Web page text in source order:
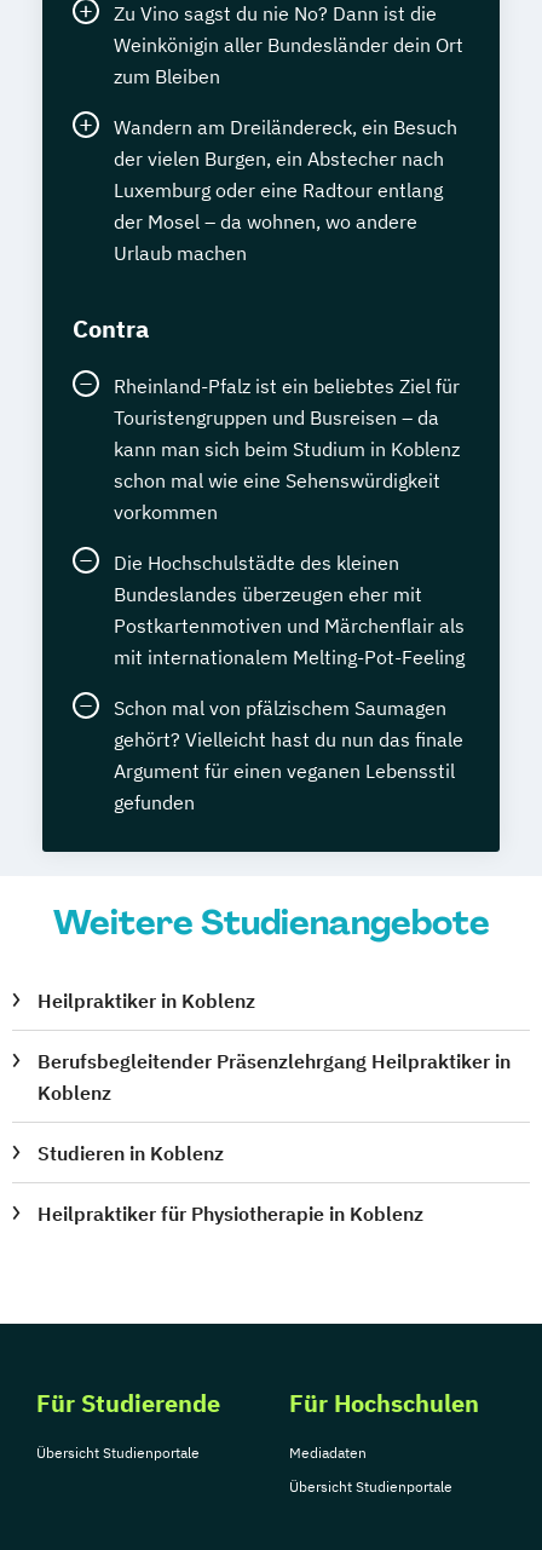
Zu Vino sagst du nie No? Dann ist die
Weinkönigin aller Bundesländer dein Ort
zum Bleiben
Wandern am Dreiländereck, ein Besuch
der vielen Burgen, ein Abstecher nach
Luxemburg oder eine Radtour entlang
der Mosel – da wohnen, wo andere
Urlaub machen
Contra
Rheinland-Pfalz ist ein beliebtes Ziel für
Touristengruppen und Busreisen – da
kann man sich beim Studium in Koblenz
schon mal wie eine Sehenswürdigkeit
vorkommen
Die Hochschulstädte des kleinen
Bundeslandes überzeugen eher mit
Postkartenmotiven und Märchenflair als
mit internationalem Melting-Pot-Feeling
Schon mal von pfälzischem Saumagen
gehört? Vielleicht hast du nun das finale
Argument für einen veganen Lebensstil
gefunden
Weitere Studienangebote
Heilpraktiker in Koblenz
Berufsbegleitender Präsenzlehrgang Heilpraktiker in
Koblenz
Studieren in Koblenz
Heilpraktiker für Physiotherapie in Koblenz
Für Studierende
Übersicht Studienportale
Für Hochschulen
Mediadaten
Übersicht Studienportale